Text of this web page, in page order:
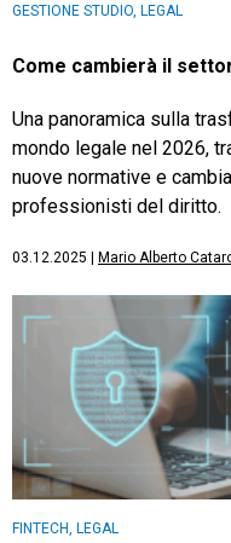
GESTIONE STUDIO, LEGAL
Come cambierà il
Una panoramica sulla
mondo legale nel 2026,
nuove normative e
professionisti del diritto.
03.12.2025 Mario Alberto
FINTECH, LEGAL